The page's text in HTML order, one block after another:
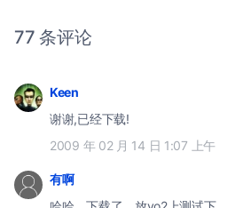
77 条评论
Keen
谢谢,已经下载!
2009 年 02 月 14 日 1:07 上午
有啊